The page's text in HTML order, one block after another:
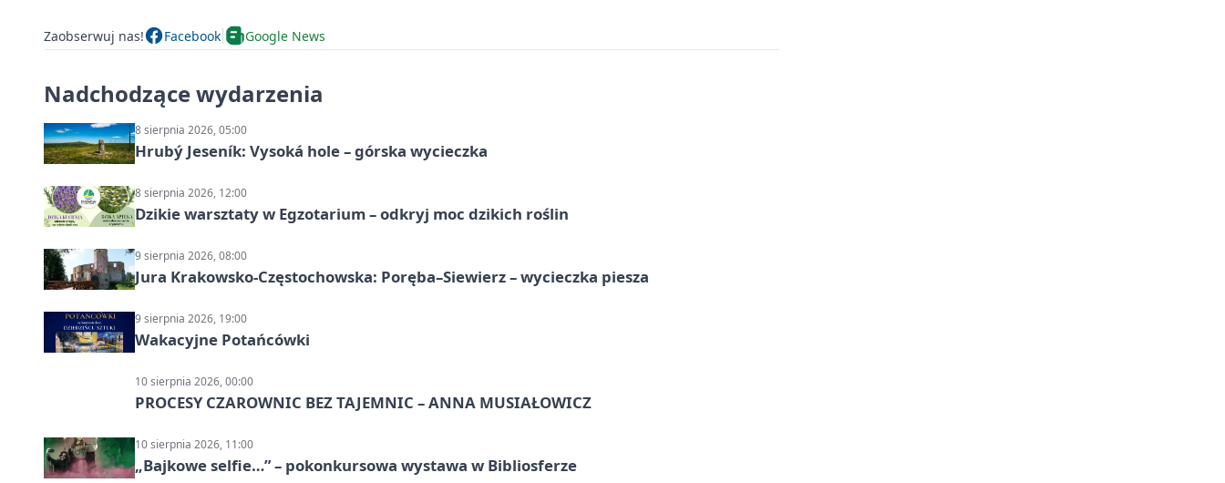
Zaobserwuj nas! Facebook Google News
Nadchodzące wydarzenia
8 sierpnia 2026, 05:00
Hrubý Jeseník: Vysoká hole – górska wycieczka
8 sierpnia 2026, 12:00
Dzikie warsztaty w Egzotarium – odkryj moc dzikich roślin
9 sierpnia 2026, 08:00
Jura Krakowsko-Częstochowska: Poręba–Siewierz – wycieczka piesza
9 sierpnia 2026, 19:00
Wakacyjne Potańcówki
10 sierpnia 2026, 00:00
PROCESY CZAROWNIC BEZ TAJEMNIC – ANNA MUSIAŁOWICZ
10 sierpnia 2026, 11:00
„Bajkowe selfie…” – pokonkursowa wystawa w Bibliosferze